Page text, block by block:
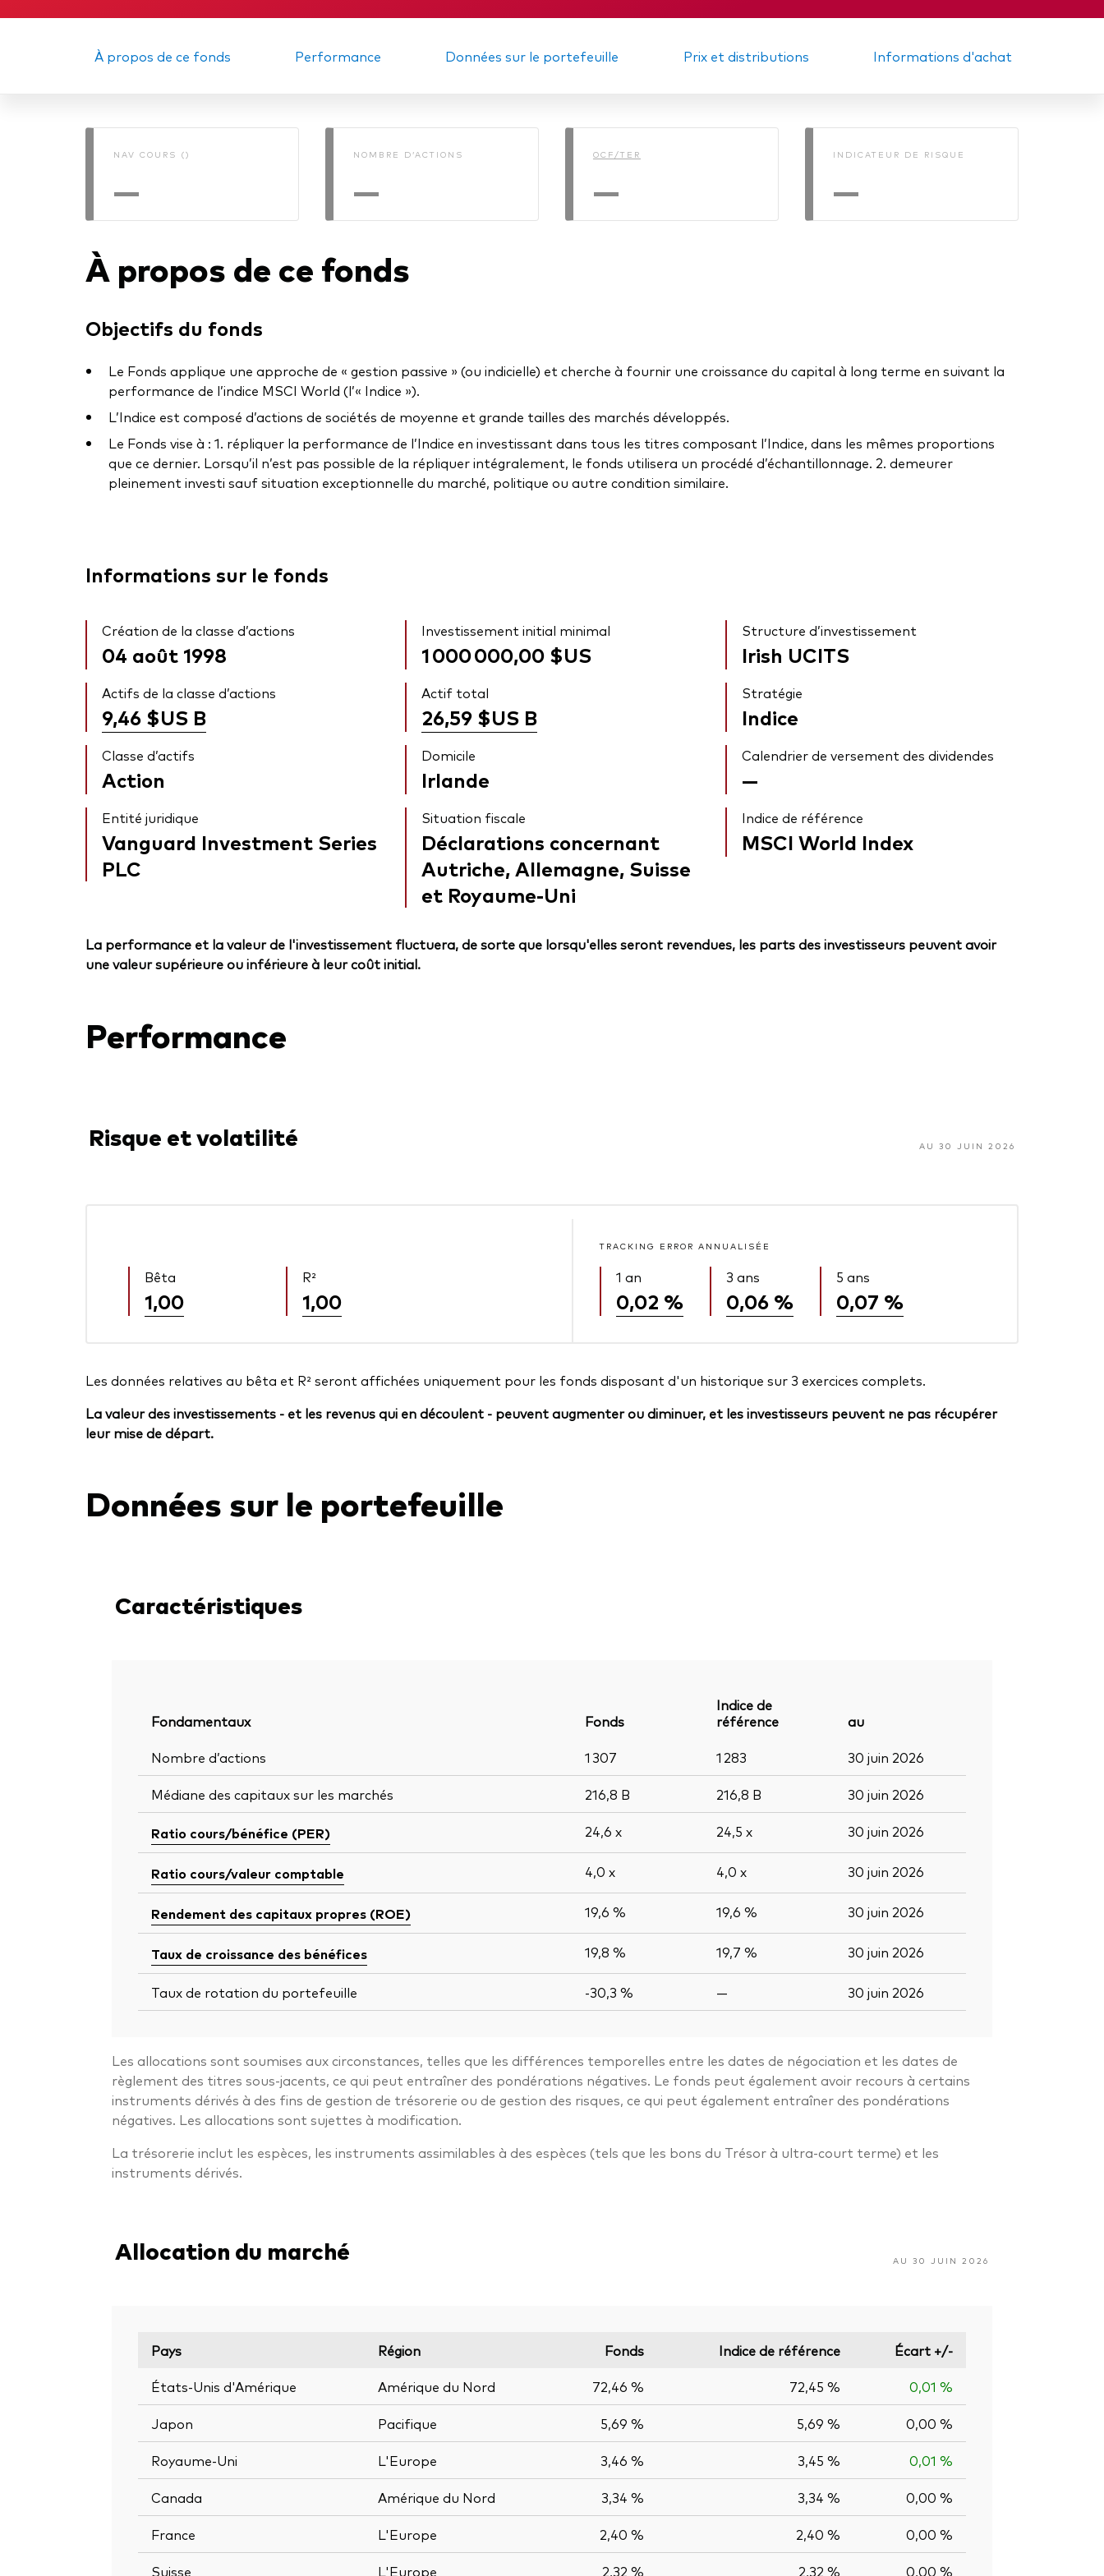
Obligations
Obligations active
À propos de ce fonds Performance Données sur le portefeuille Prix et distributions Informations d'achat
NAV COURS ()
—
NOMBRE D’ACTIONS
—
OCF/TER
—
INDICATEUR DE RISQUE
—
À propos de ce fonds
Objectifs du fonds
Le Fonds applique une approche de « gestion passive » (ou indicielle) et cherche à fournir une croissance du capital à long terme en suivant la
performance de l’indice MSCI World (l’« Indice »).
L’Indice est composé d’actions de sociétés de moyenne et grande tailles des marchés développés.
Le Fonds vise à : 1. répliquer la performance de l’Indice en investissant dans tous les titres composant l’Indice, dans les mêmes proportions
que ce dernier. Lorsqu’il n’est pas possible de la répliquer intégralement, le fonds utilisera un procédé d’échantillonnage. 2. demeurer
pleinement investi sauf situation exceptionnelle du marché, politique ou autre condition similaire.
Informations sur le fonds
Création de la classe d’actions
04 août 1998
Investissement initial minimal
1 000 000,00 $US
Structure d’investissement
Irish UCITS
Actifs de la classe d’actions
9,46 $US B
Actif total
26,59 $US B
Stratégie
Indice
Classe d’actifs
Action
Domicile
Irlande
Calendrier de versement des dividendes
—
Entité juridique
Vanguard Investment Series
PLC
Situation fiscale
Déclarations concernant
Autriche, Allemagne, Suisse
et Royaume-Uni
Indice de référence
MSCI World Index
La performance et la valeur de l'investissement fluctuera, de sorte que lorsqu'elles seront revendues, les parts des investisseurs peuvent avoir
une valeur supérieure ou inférieure à leur coût initial.
Performance
Risque et volatilité AU 30 JUIN 2026
Bêta
1,00
R²
1,00
TRACKING ERROR ANNUALISÉE
1 an
0,02 %
3 ans
0,06 %
5 ans
0,07 %
Les données relatives au bêta et R² seront affichées uniquement pour les fonds disposant d'un historique sur 3 exercices complets.
La valeur des investissements - et les revenus qui en découlent - peuvent augmenter ou diminuer, et les investisseurs peuvent ne pas récupérer
leur mise de départ.
Données sur le portefeuille
Caractéristiques
Fondamentaux Fonds
Indice de
référence
au
Nombre d’actions
1 307 1 283 30 juin 2026
Médiane des capitaux sur les marchés 216,8 B 216,8 B 30 juin 2026
Ratio cours/bénéfice (PER) 24,6 x 24,5 x 30 juin 2026
Ratio cours/valeur comptable 4,0 x 4,0 x 30 juin 2026
Rendement des capitaux propres (ROE) 19,6 % 19,6 % 30 juin 2026
Taux de croissance des bénéfices 19,8 % 19,7 % 30 juin 2026
Taux de rotation du portefeuille -30,3 % — 30 juin 2026
Les allocations sont soumises aux circonstances, telles que les différences temporelles entre les dates de négociation et les dates de
règlement des titres sous-jacents, ce qui peut entraîner des pondérations négatives. Le fonds peut également avoir recours à certains
instruments dérivés à des fins de gestion de trésorerie ou de gestion des risques, ce qui peut également entraîner des pondérations
négatives. Les allocations sont sujettes à modification.
La trésorerie inclut les espèces, les instruments assimilables à des espèces (tels que les bons du Trésor à ultra-court terme) et les
instruments dérivés.
Allocation du marché AU 30 JUIN 2026
Pays Région Fonds Indice de référence
Écart +/-
États-Unis d'Amérique
Amérique du Nord 72,46 % 72,45 % 0,01 %
Japon Pacifique 5,69 % 5,69 % 0,00 %
Royaume-Uni L'Europe 3,46 % 3,45 % 0,01 %
Canada Amérique du Nord 3,34 % 3,34 % 0,00 %
France L'Europe 2,40 % 2,40 % 0,00 %
Suisse L'Europe 2,32 % 2,32 % 0,00 %